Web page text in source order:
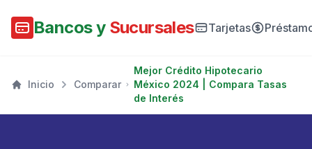
Bancos y Sucursales Tarjetas
Inicio Comparar
Mejor Crédito Hipotecario
México 2024 | Compara Tasas
de Interés